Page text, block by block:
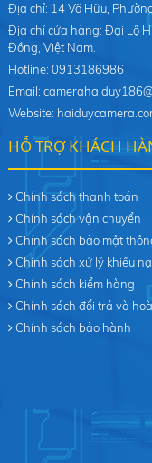
Địa chỉ: 14 Võ Hữu,
Địa chỉ cửa hàng: Đại Lộ
Đồng, Việt Nam.
Hotline: 0913186986
Email:
Website:
HỖ TRỢ KHÁCH
Chính sách thanh toán
Chính sách vận chuyển
Chính sách bảo mật
Chính sách xử lý khiếu
Chính sách kiểm hàng
Chính sách đổi trả và
Chính sách bảo hành